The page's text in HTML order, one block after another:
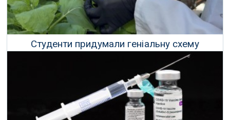
Студенти придумали геніальну схему
вирощування Ozempic вдома
19 Березня 2025 р.